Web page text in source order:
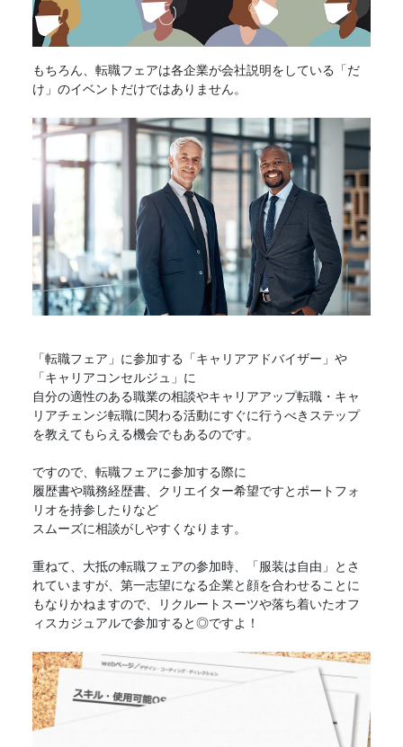
もちろん、 転職フェアは各企業が会社説明をしている「だ
け」のイベントだけではありません。
「転職フェア 」に参加する「キャリアアドバイザー」や
「キャリアコンセルジュ」に
自分の適性のある職業の相談やキャリアアップ転職・キャ
リアチェンジ転職に関わる活動にすぐに行うべきステップ
を教えてもらえる機会でもあるのです。
ですので、 転職フェアに参加する際に
履歴書や職務経歴書、クリエイター希望ですとポートフォ
リオを持参したりなど
スムーズに相談がしやすくなります。
重ねて、大抵の転職フェアの参加時、「服装は自由」とさ
れていますが、第一志望になる企業と顔を合わせることに
もなりかねますので、リクルートスーツや落ち着いたオフ
ィスカジュアルで参加すると◎ですよ！